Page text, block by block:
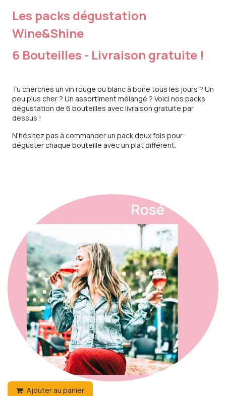
Les packs dégustation
Wine&Shine
6 Bouteilles - Livraison gratuite !
Tu cherches un vin rouge ou blanc à boire tous les jours ? Un
peu plus cher ? Un assortiment mélangé ? Voici nos packs
dégustation de 6 bouteilles avec livraison gratuite par
dessus !
N'hésitez pas à commander un pack deux fois pour
déguster chaque bouteille avec un plat différent.
Ajouter au panier